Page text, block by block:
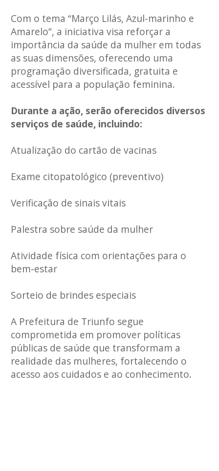
Com o tema “Março Lilás, Azul-marinho e
Amarelo”, a iniciativa visa reforçar a
importância da saúde da mulher em todas
as suas dimensões, oferecendo uma
programação diversificada, gratuita e
acessível para a população feminina.
Durante a ação, serão oferecidos diversos
serviços de saúde, incluindo:
Atualização do cartão de vacinas
Exame citopatológico (preventivo)
Verificação de sinais vitais
Palestra sobre saúde da mulher
Atividade física com orientações para o
bem-estar
Sorteio de brindes especiais
A Prefeitura de Triunfo segue
comprometida em promover políticas
públicas de saúde que transformam a
realidade das mulheres, fortalecendo o
acesso aos cuidados e ao conhecimento.